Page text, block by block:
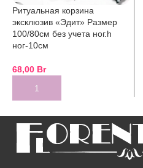
Ритуальная корзина
эксклюзив «Эдит» Размер
100/80см без учета ног.h
ног-10см
68,00 Br